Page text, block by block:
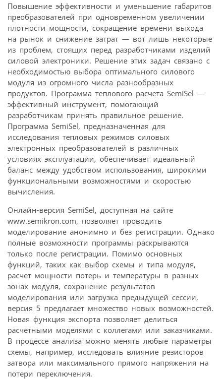
Повышение эффективности и уменьшение габаритов
преобразователей при одновременном увеличении
плотности мощности, сокращение времени выхода
на рынок и снижение затрат — вот лишь некоторые
из проблем, стоящих перед разработчиками изделий
силовой электроники. Решение этих задач связано с
необходимостью выбора оптимального силового
модуля из огромного числа разнообразных
продуктов. Программа теплового расчета SemiSel —
эффективный инструмент, помогающий
разработчикам принять правильное решение.
Программа SemiSel, предназначенная для
исследования тепловых режимов силовых
электронных преобразователей в различных
условиях эксплуатации, обеспечивает идеальный
баланс между удобством использования, широкими
функциональными возможностями и скоростью
вычисления.
Онлайн-версия SemiSel, доступная на сайте
www.semikron.com, позволяет проводить
моделирование анонимно и без регистрации. Однако
полные возможности программы раскрываются
только после регистрации. Помимо основных
функций, таких как выбор схемы и типа модуля,
расчет мощности потерь и температуры в разных
зонах модуля, сохранение результатов
моделирования или загрузка предыдущей сессии,
версия 5 предлагает множество новых возможностей.
Новая функция экспорта позволяет делиться
расчетными моделями с коллегами или заказчиками.
В процессе анализа можно менять любые параметры
схемы, например, исследовать влияние резисторов
затвора или максимального прямого напряжения на
потери переключения.